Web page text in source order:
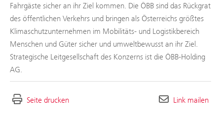
Fahrgäste sicher an ihr Ziel kommen. Die ÖBB sind das Rückgrat
des öffentlichen Verkehrs und bringen als Österreichs größtes
Klimaschutzunternehmen im Mobilitäts- und Logistikbereich
Menschen und Güter sicher und umweltbewusst an ihr Ziel.
Strategische Leitgesellschaft des Konzerns ist die ÖBB-Holding
AG.
Seite drucken Link mailen